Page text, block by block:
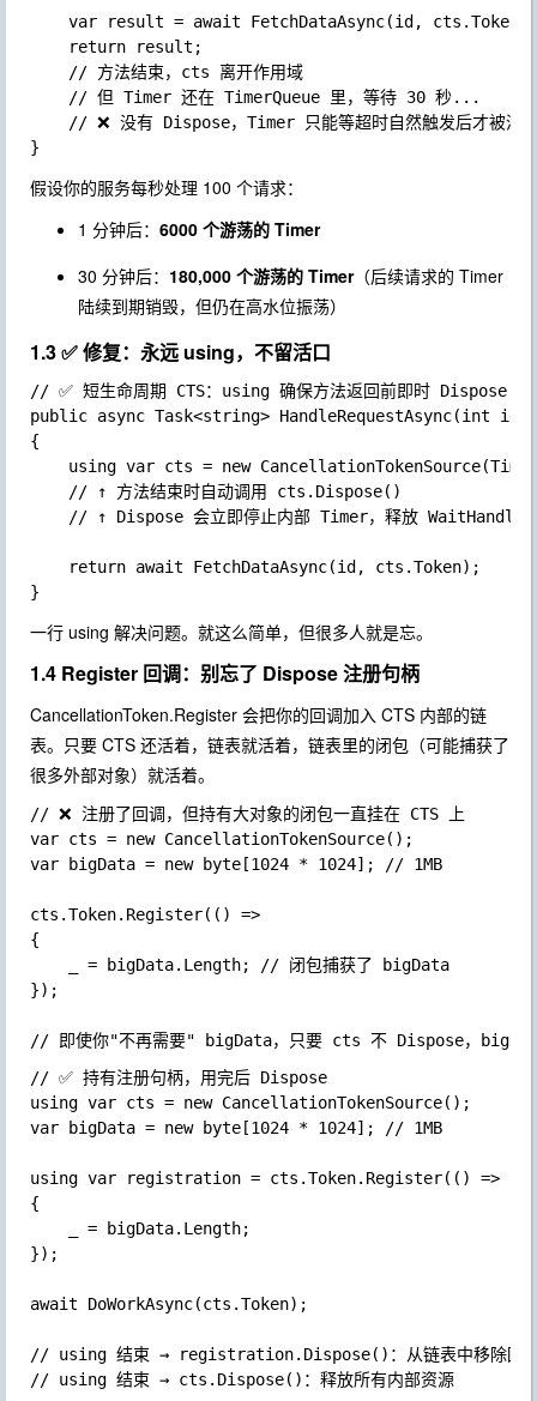
假设你的服务每秒处理 100 个请求：
1 分钟后： 6000 个游荡的 Timer
30 分钟后： 180,000 个游荡的 Timer（后续请求的 Timer
陆续到期销毁，但仍在高水位振荡）
1.3 ✅ 修复：永远 using，不留活口
// ✅ 短生命周期 CTS：using 确保方法返回前即时 Dispose
public async Task<string> HandleRequestAsync(int id)
{
一行 using 解决问题。就这么简单，但很多人就是忘。
1.4 Register 回调：别忘了 Dispose 注册句柄
CancellationToken.Register 会把你的回调加入 CTS 内部的链
表。只要 CTS 还活着，链表就活着，链表里的闭包（可能捕获了
很多外部对象）就活着。
// ❌ 注册了回调，但持有大对象的闭包一直挂在 CTS 上
var cts = new CancellationTokenSource();
var bigData = new byte[1024 * 1024]; // 1MB
cts.Token.Register(() =>
{
});
// ✅ 持有注册句柄，用完后 Dispose
using var cts = new CancellationTokenSource();
var bigData = new byte[1024 * 1024]; // 1MB
using var registration = cts.Token.Register(() =>
{
});
await DoWorkAsync(cts.Token);
// using 结束 → registration.Dispose()：从链表中移除回